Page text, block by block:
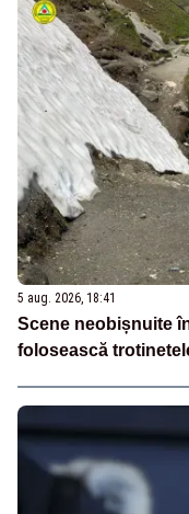
5 aug. 2026, 18:41
Scene neobișnuite
folosească